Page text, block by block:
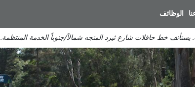
المحتوى
الرئيسي
الوظائف
خط حافلات شارع ثيرد المتجه شمالاً/جنوباً الخدمة المنتظمة.